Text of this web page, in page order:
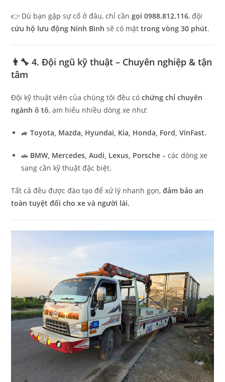
👉 Dù bạn gặp sự cố ở đâu, chỉ cầngọi 0988.812.116, đội
cứu hộ lưu động Ninh Bình sẽ có mặttrong vòng 30 phút.
👨‍🔧 4. Đội ngũ kỹ thuật – Chuyên nghiệp & tận
tâm
Đội kỹ thuật viên của chúng tôi đều cóchứng chỉ chuyên
ngành ô tô, am hiểu nhiều dòng xe như:
🚙Toyota, Mazda, Hyundai, Kia, Honda, Ford, VinFast.
🚗 BMW, Mercedes, Audi, Lexus, Porsche – các dòng xe
sang cần kỹ thuật đặc biệt.
Tất cả đều được đào tạo để xử lý nhanh gọn,đảm bảo an
toàn tuyệt đối cho xe và người lái.